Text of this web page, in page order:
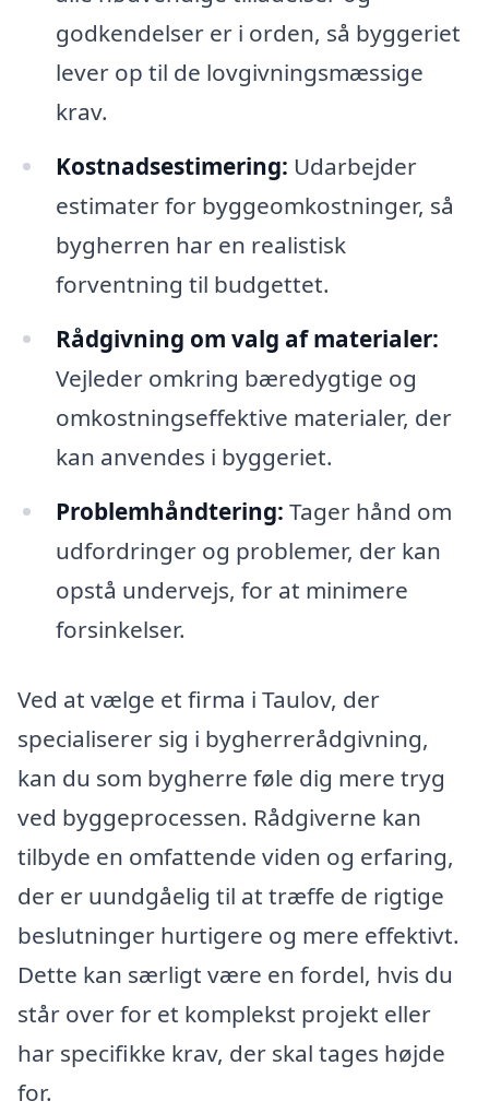
godkendelser er i orden, så byggeriet
lever op til de lovgivningsmæssige
krav.
Kostnadsestimering: Udarbejder
estimater for byggeomkostninger, så
bygherren har en realistisk
forventning til budgettet.
Rådgivning om valg af materialer:
Vejleder omkring bæredygtige og
omkostningseffektive materialer, der
kan anvendes i byggeriet.
Problemhåndtering: Tager hånd om
udfordringer og problemer, der kan
opstå undervejs, for at minimere
forsinkelser.
Ved at vælge et firma i Taulov, der
specialiserer sig i bygherrerådgivning,
kan du som bygherre føle dig mere tryg
ved byggeprocessen. Rådgiverne kan
tilbyde en omfattende viden og erfaring,
der er uundgåelig til at træffe de rigtige
beslutninger hurtigere og mere effektivt.
Dette kan særligt være en fordel, hvis du
står over for et komplekst projekt eller
har specifikke krav, der skal tages højde
for.